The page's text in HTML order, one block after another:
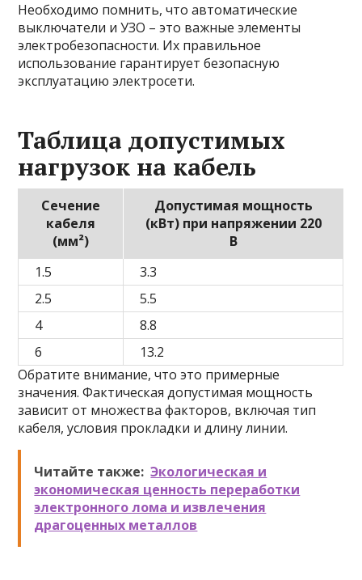
Необходимо помнить, что автоматические
выключатели и УЗО – это важные элементы
электробезопасности. Их правильное
использование гарантирует безопасную
эксплуатацию электросети.
Таблица допустимых
нагрузок на кабель
Сечение
кабеля
(мм²)
Допустимая мощность
(кВт) при напряжении 220
В
1.5
3.3
2.5
5.5
4
8.8
6
13.2
Обратите внимание, что это примерные
значения. Фактическая допустимая мощность
зависит от множества факторов, включая тип
кабеля, условия прокладки и длину линии.
Читайте также: Экологическая и
экономическая ценность переработки
электронного лома и извлечения
драгоценных металлов